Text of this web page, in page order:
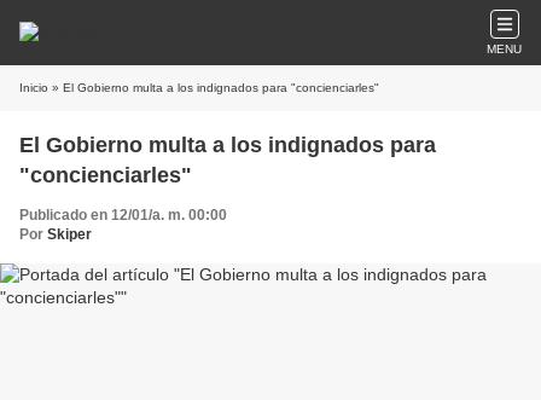
MENU
Inicio » El Gobierno multa a los indignados para "concienciarles"
El Gobierno multa a los indignados para
"concienciarles"
Publicado en 12/01/a. m. 00:00
Por Skiper